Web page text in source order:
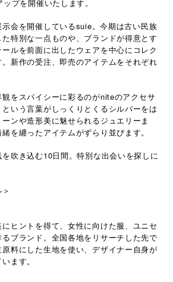
プを開催いたします。
会を開催しているsuie。今期は古い民族
特別な一点ものや、ブランドが得意とす
ルを前面に出したウェアを中心にコレク
新作の受注、即売のアイテムをそれぞれ
をスパイシーに彩るのがniteのアクセサ
いう言葉がしっくりとくるシルバーをは
ンや造形美に魅せられるジュエリーま
を纏ったアイテムがずらり並びます。
吹き込む10日間。特別な出会いを探しに
ヒントを得て、女性に向けた服、ユニセ
ブランド。全国各地をリサーチした先で
料にした生地を使い、デザイナー自身が
ます。